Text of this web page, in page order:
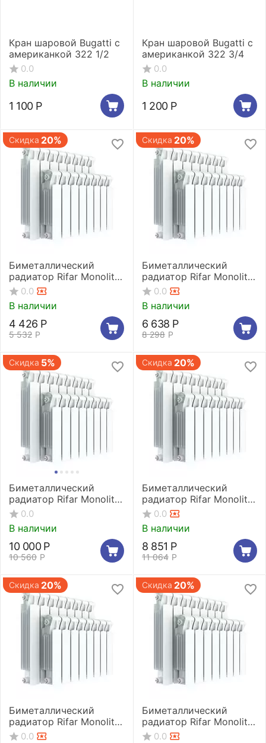
Кран шаровой Bugatti с
американкой 322 1/2
0.0
В наличии
1 100 Р
Кран шаровой Bugatti с
американкой 322 3/4
0.0
В наличии
1 200 Р
Скидка 20%
Биметаллический
радиатор Rifar Monolit
500 4 секции
0.0
В наличии
5 532 Р
4 426 Р
Скидка 20%
Биметаллический
радиатор Rifar Monolit
500 6 секций
0.0
В наличии
8 298 Р
6 638 Р
Скидка 5%
Биметаллический
радиатор Rifar Monolit
500 12 секций (Уценка)
0.0
В наличии
10 560 Р
10 000 Р
Скидка 20%
Биметаллический
радиатор Rifar Monolit
500 8 секций
0.0
В наличии
11 064 Р
8 851 Р
Скидка 20%
Биметаллический
радиатор Rifar Monolit
500 10 секций
0.0
Скидка 20%
Биметаллический
радиатор Rifar Monolit
500 12 секций
0.0